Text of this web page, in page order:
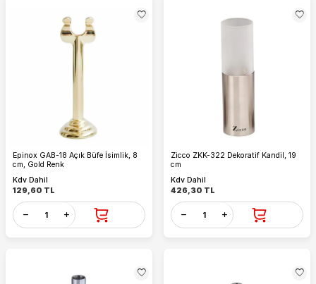
Epinox GAB-18 Açık Büfe İsimlik, 8
cm, Gold Renk
Kdv Dahil
129,60 TL
Zicco ZKK-322 Dekoratif Kandil, 19
cm
Kdv Dahil
426,30 TL